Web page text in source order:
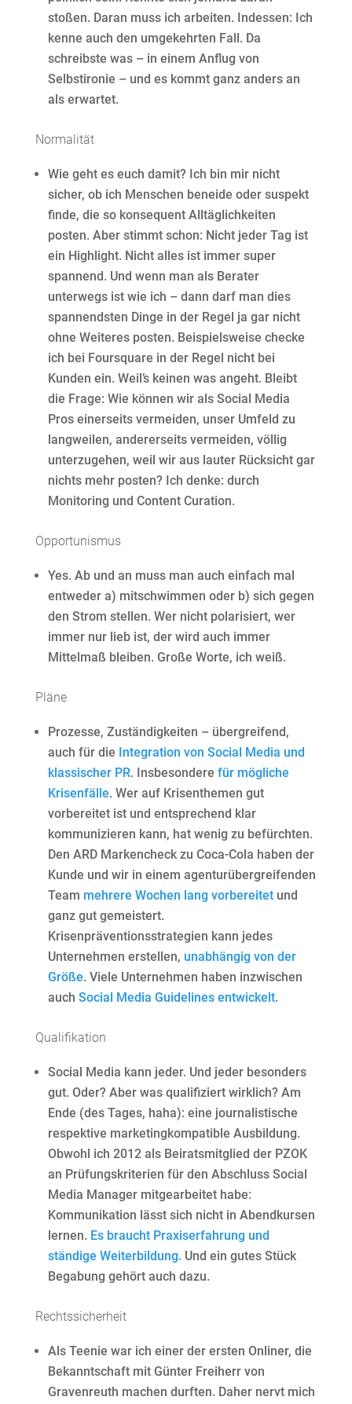
stoßen. Daran muss ich arbeiten. Indessen: Ich
kenne auch den umgekehrten Fall. Da
schreibste was – in einem Anflug von
Selbstironie – und es kommt ganz anders an
als erwartet.
Normalität
Wie geht es euch damit? Ich bin mir nicht
sicher, ob ich Menschen beneide oder suspekt
finde, die so konsequent Alltäglichkeiten
posten. Aber stimmt schon: Nicht jeder Tag ist
ein Highlight. Nicht alles ist immer super
spannend. Und wenn man als Berater
unterwegs ist wie ich – dann darf man dies
spannendsten Dinge in der Regel ja gar nicht
ohne Weiteres posten. Beispielsweise checke
ich bei Foursquare in der Regel nicht bei
Kunden ein. Weil’s keinen was angeht. Bleibt
die Frage: Wie können wir als Social Media
Pros einerseits vermeiden, unser Umfeld zu
langweilen, andererseits vermeiden, völlig
unterzugehen, weil wir aus lauter Rücksicht gar
nichts mehr posten? Ich denke: durch
Monitoring und Content Curation.
Opportunismus
Yes. Ab und an muss man auch einfach mal
entweder a) mitschwimmen oder b) sich gegen
den Strom stellen. Wer nicht polarisiert, wer
immer nur lieb ist, der wird auch immer
Mittelmaß bleiben. Große Worte, ich weiß.
Pläne
Prozesse, Zuständigkeiten – übergreifend,
auch für die Integration von Social Media und
klassischer PR. Insbesondere für mögliche
Krisenfälle. Wer auf Krisenthemen gut
vorbereitet ist und entsprechend klar
kommunizieren kann, hat wenig zu befürchten.
Den ARD Markencheck zu Coca-Cola haben der
Kunde und wir in einem agenturübergreifenden
Team mehrere Wochen lang vorbereitetund
ganz gut gemeistert.
Krisenpräventionsstrategien kann jedes
Unternehmen erstellen, unabhängig von der
Größe. Viele Unternehmen haben inzwischen
auch Social Media Guidelines entwickelt.
Qualifikation
Social Media kann jeder. Und jeder besonders
gut. Oder? Aber was qualifiziert wirklich? Am
Ende (des Tages, haha): eine journalistische
respektive marketingkompatible Ausbildung.
Obwohl ich 2012 als Beiratsmitglied der PZOK
an Prüfungskriterien für den Abschluss Social
Media Manager mitgearbeitet habe:
Kommunikation lässt sich nicht in Abendkursen
lernen. Es braucht Praxiserfahrung und
ständige Weiterbildung.Und ein gutes Stück
Begabung gehört auch dazu.
Rechtssicherheit
Als Teenie war ich einer der ersten Onliner, die
Bekanntschaft mit Günter Freiherr von
Gravenreuth machen durften. Daher nervt mich